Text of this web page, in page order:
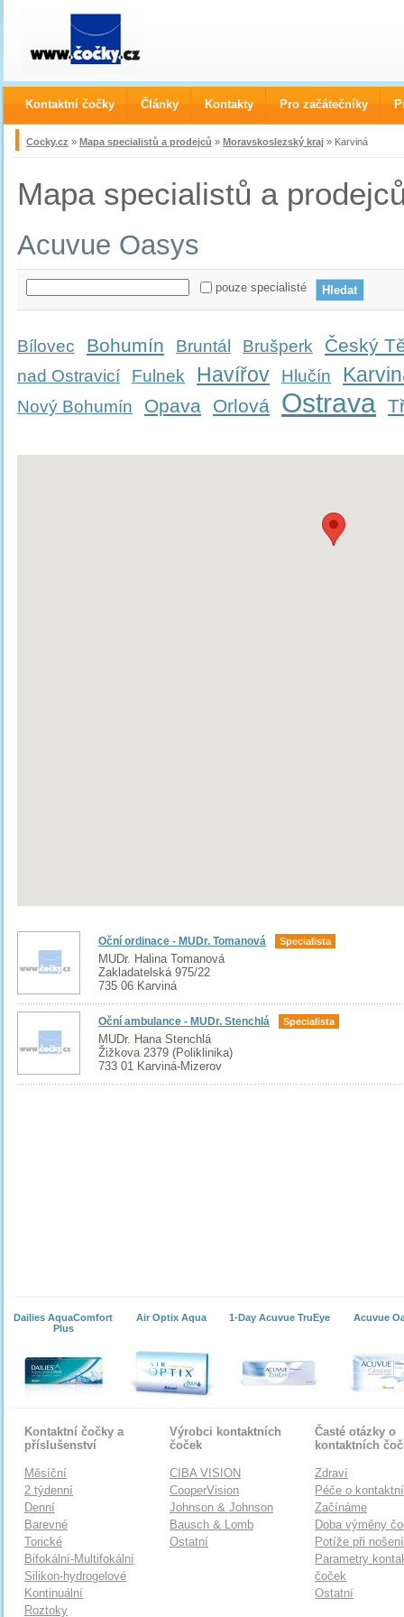
Cocky.cz » Mapa specialistů a prodejců » Moravskoslezský kraj » Karviná
Mapa specialistů a
Acuvue Oasys
pouze specialisté
Bílovec Bohumín Bruntál Brušperk Český
nad Ostravicí Fulnek Havířov Hlučín
Nový Bohumín Opava Orlová Ostrava
Oční ordinace - MUDr. Tomanová Specialista
MUDr. Halina Tomanová
Zakladatelská 975/22
735 06 Karviná
Oční ambulance - MUDr. Stenchlá Specialista
MUDr. Hana Stenchlá
Žižkova 2379 (Poliklinika)
733 01 Karviná-Mizerov
Dailies AquaComfort
Plus
Air Optix Aqua 1-Day Acuvue TruEye Acuvue
Kontaktní čočky a
příslušenství
Měsíční
2 týdenní
Denní
Barevné
Torické
Bifokální-Multifokální
Silikon-hydrogelové
Kontinuální
Roztoky
Výrobci kontaktních
čoček
CIBA VISION
CooperVision
Johnson & Johnson
Bausch & Lomb
Ostatní
Časté otázky o
kontaktních
Zdraví
Péče o
Začínáme
Doba výměny
Potíže při
Parametry
čoček
Ostatní
Kontaktní čočky Články Kontakty Pro začátečníky